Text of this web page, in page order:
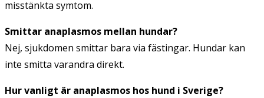
misstänkta symtom.
Smittar anaplasmos mellan hundar?
Nej, sjukdomen smittar bara via fästingar. Hundar kan
inte smitta varandra direkt.
Hur vanligt är anaplasmos hos hund i Sverige?